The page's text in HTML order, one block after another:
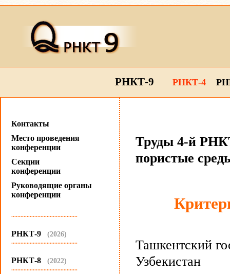
РНКТ-9 РНКТ-4
Контакты
Место проведения
конференции
Секции
конференции
Руководящие органы
конференции
...........................................
РНКТ-9 (2026)
...........................................
РНКТ-8 (2022)
...........................................
Труды 4-й
пористые
Ташкентский
Узбекистан